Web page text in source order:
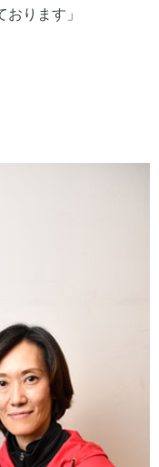
ります」